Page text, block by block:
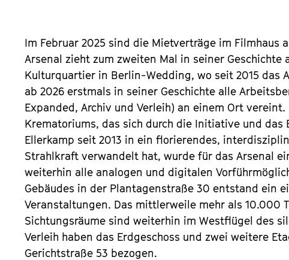
Im Februar 2025 sind die Mietverträge im Filmhaus
Arsenal zieht zum zweiten Mal in seiner
Kulturquartier in Berlin-Wedding, wo seit 2015 das
ab 2026 erstmals in seiner Geschichte alle
Expanded, Archiv und Verleih) an einem Ort
Krematoriums, das sich durch die Initiative und
Ellerkamp seit 2013 in ein florierendes,
Strahlkraft verwandelt hat, wurde für das Arsenal
weiterhin alle analogen und digitalen
Gebäudes in der Plantagenstraße 30 entstand ein
Veranstaltungen. Das mittlerweile mehr als 10.000
Sichtungsräume sind weiterhin im Westflügel des
Verleih haben das Erdgeschoss und zwei weitere
Gerichtstraße 53 bezogen.